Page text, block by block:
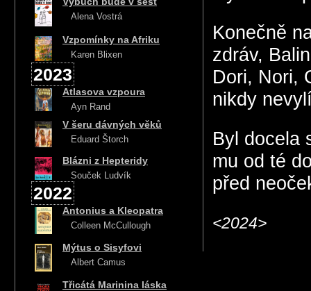
Alena Vostrá
Vzpomínky na Afriku
Karen Blixen
2023
Atlasova vzpoura
Ayn Rand
V šeru dávných věků
Eduard Štorch
Blázni z Hepteridy
Souček Ludvík
2022
Antonius a Kleopatra
Colleen McCullough
Mýtus o Sisyfovi
Albert Camus
Třicátá Marinina láska
Konečně
zdráv,
Dori, Nori,
nikdy
Byl docela
mu od té
před
<2024>